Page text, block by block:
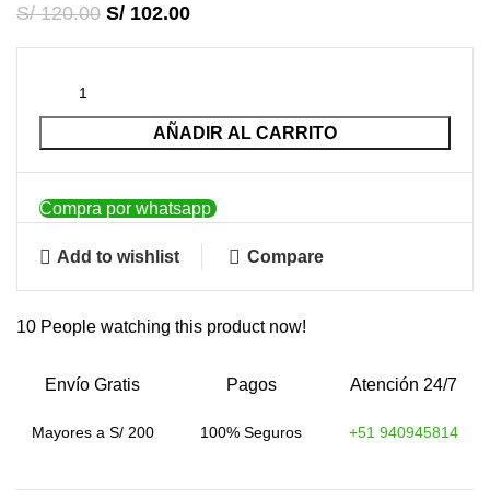
S/120.00 S/ 102.00
AÑADIR AL CARRITO
Compra por whatsapp
Add to wishlist Compare
10 People watching this product now!
Envío Gratis
Mayores a S/ 200
Pagos
100% Seguros
Atención 24/7
+51 940945814